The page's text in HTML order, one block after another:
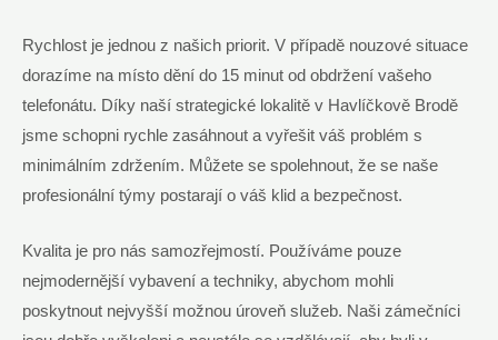
Rychlost je jednou z našich priorit. V případě nouzové situace
dorazíme na místo dění do 15 minut od obdržení vašeho
telefonátu. Díky naší strategické lokalitě v Havlíčkově Brodě
jsme schopni rychle zasáhnout a vyřešit váš problém s
minimálním zdržením. Můžete se spolehnout, že se naše
profesionální týmy postarají o váš klid a bezpečnost.
Kvalita je pro nás samozřejmostí. Používáme pouze
nejmodernější vybavení a techniky, abychom mohli
poskytnout nejvyšší možnou úroveň služeb. Naši zámečníci